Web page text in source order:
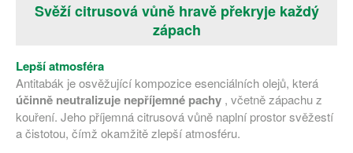
Svěží citrusová vůně hravě překryje každý
zápach
Lepší atmosféra
Antitabák je osvěžující kompozice esenciálních olejů, která
účinně neutralizuje nepříjemné pachy , včetně zápachu z
kouření. Jeho příjemná citrusová vůně naplní prostor svěžestí
a čistotou, čímž okamžitě zlepší atmosféru.